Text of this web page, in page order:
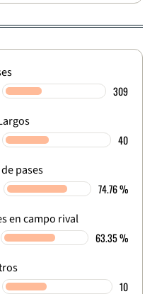
309
40
pases
74.76 %
en campo rival
63.35 %
10